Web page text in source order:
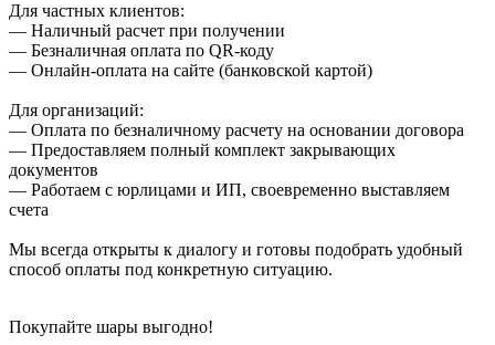
Для частных клиентов:
— Наличный расчет при получении
— Безналичная оплата по QR-коду
— Онлайн-оплата на сайте (банковской картой)
Для организаций:
— Оплата по безналичному расчету на основании договора
— Предоставляем полный комплект закрывающих
документов
— Работаем с юрлицами и ИП, своевременно выставляем
счета
Мы всегда открыты к диалогу и готовы подобрать удобный
способ оплаты под конкретную ситуацию.
Покупайте шары выгодно!